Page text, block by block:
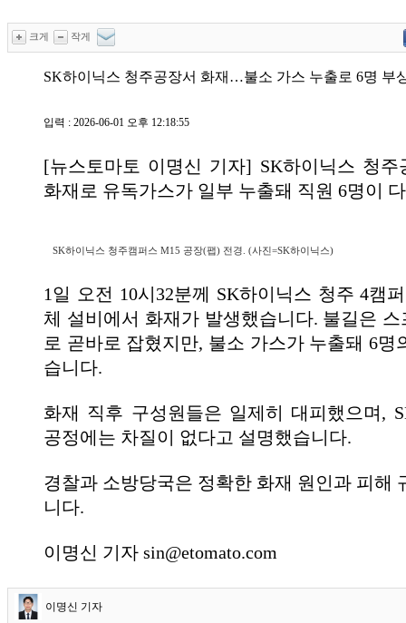
크게 작게
SK하이닉스 청주공장서 화재…불소 가스 누출로 6명 부
입력 : 2026-06-01 오후 12:18:55
[뉴스토마토 이명신 기자] SK하이닉스 청주
화재로 유독가스가 일부 누출돼 직원 6명이
SK하이닉스 청주캠퍼스 M15 공장(팹) 전경. (사진=SK하이닉스)
1일 오전 10시32분께 SK하이닉스 청주 4캠
체 설비에서 화재가 발생했습니다. 불길은
로 곧바로 잡혔지만, 불소 가스가 누출돼 6명
습니다.
화재 직후 구성원들은 일제히 대피했으며,
공정에는 차질이 없다고 설명했습니다.
경찰과 소방당국은 정확한 화재 원인과 피해
니다.
이명신 기자 sin@etomato.com
이명신 기자